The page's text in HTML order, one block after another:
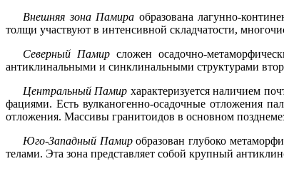
Внешняя зона Памира образована лагунно-
толщи участвуют в интенсивной складчатости,
Северный Памир сложен осадочно-
антиклинальными и синклинальными структурами
Центральный Памир характеризуется наличием
фациями. Есть вулканогенно-осадочные отложения
отложения. Массивы гранитоидов в основном
Юго-Западный Памиробразован глубоко
телами. Эта зона представляет собой крупный